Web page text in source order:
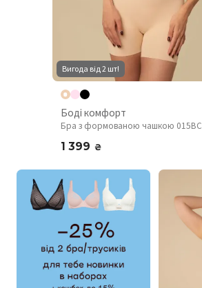
Вигода від 2 шт!
Боді комфорт
Бра з формованою чашкою 015BC
1 399 ₴